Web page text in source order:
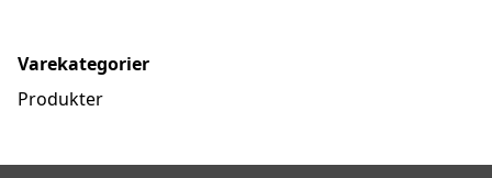
Varekategorier
Produkter